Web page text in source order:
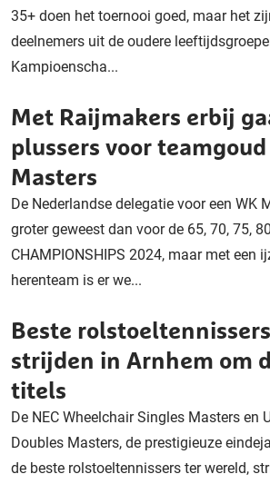
35+ doen het toernooi goed, maar het
deelnemers uit de oudere
Kampioenscha...
Met Raijmakers erbij
plussers voor
Masters
De Nederlandse delegatie voor een WK
groter geweest dan voor de 65, 70, 75,
CHAMPIONSHIPS 2024, maar met een
herenteam is er we...
Beste
strijden in Arnhem om
titels
De NEC Wheelchair Singles Masters en
Doubles Masters, de prestigieuze
de beste rolstoeltennissers ter wereld,